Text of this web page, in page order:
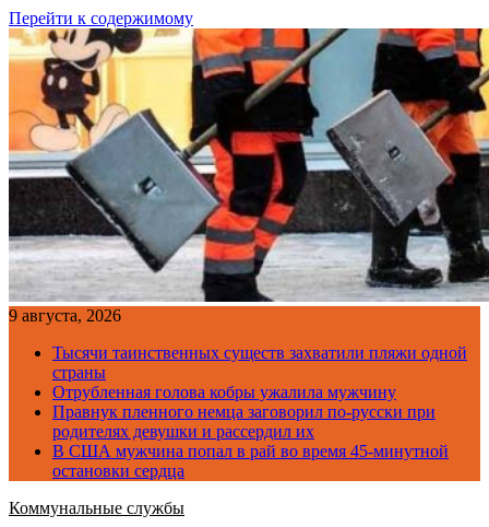
Перейти к содержимому
9 августа, 2026
Тысячи таинственных существ захватили пляжи одной
страны
Отрубленная голова кобры ужалила мужчину
Правнук пленного немца заговорил по-русски при
родителях девушки и рассердил их
В США мужчина попал в рай во время 45-минутной
остановки сердца
Коммунальные службы